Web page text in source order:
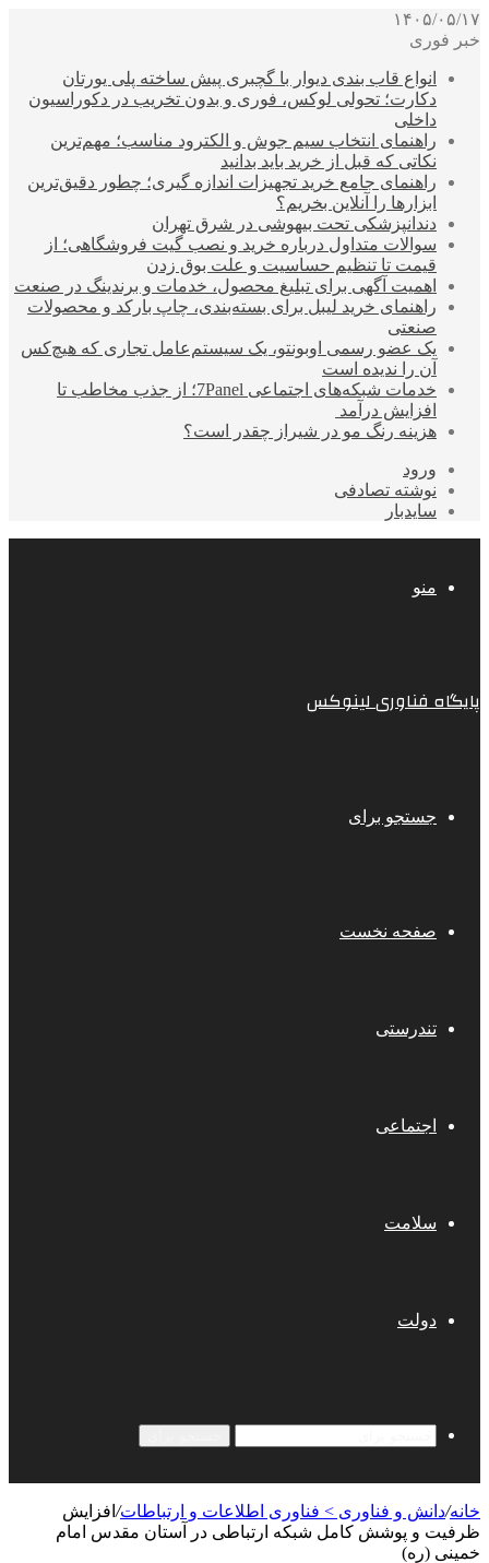
۱۴۰۵/۰۵/۱۷
خبر فوری
انواع قاب بندی دیوار با گچبری پیش ساخته پلی یورتان
دکارت؛ تحولی لوکس، فوری و بدون تخریب در دکوراسیون
داخلی
راهنمای انتخاب سیم جوش و الکترود مناسب؛ مهم‌ترین
نکاتی که قبل از خرید باید بدانید
راهنمای جامع خرید تجهیزات اندازه گیری؛ چطور دقیق‌ترین
ابزارها را آنلاین بخریم؟
دندانپزشکی تحت بیهوشی در شرق تهران
سوالات متداول درباره خرید و نصب گیت فروشگاهی؛ از
قیمت تا تنظیم حساسیت و علت بوق زدن
اهمیت آگهی برای تبلیغ محصول، خدمات و برندینگ در صنعت
راهنمای خرید لیبل برای بسته‌بندی، چاپ بارکد و محصولات
صنعتی
یک عضو رسمی اوبونتو، یک سیستم‌عامل تجاری که هیچ‌کس
آن را ندیده است
خدمات شبکه‌های اجتماعی 7Panel؛ از جذب مخاطب تا
افزایش درآمد
هزینه رنگ مو در شیراز چقدر است؟
ورود
نوشته تصادفی
سایدبار
منو
پایگاه فناوری لینوکس
جستجو برای
صفحه نخست
تندرستی
اجتماعی
سلامت
دولت
خانه/دانش و فناوری > فناوری اطلاعات و ارتباطات/ افزایش
ظرفیت و پوشش کامل شبکه ارتباطی در آستان مقدس امام
خمینی (ره)